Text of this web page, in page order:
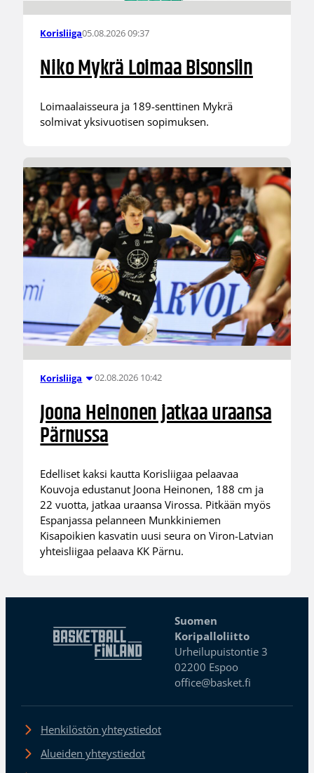
Korisliiga05.08.2026 09:37
Niko Mykrä Loimaa Bisonsiin
Loimaalaisseura ja 189-senttinen Mykrä
solmivat yksivuotisen sopimuksen.
Korisliiga 02.08.2026 10:42
Joona Heinonen jatkaa uraansa
Pärnussa
Edelliset kaksi kautta Korisliigaa pelaavaa
Kouvoja edustanut Joona Heinonen, 188 cm ja
22 vuotta, jatkaa uraansa Virossa. Pitkään myös
Espanjassa pelanneen Munkkiniemen
Kisapoikien kasvatin uusi seura on Viron-Latvian
yhteisliigaa pelaava KK Pärnu.
Suomen
Koripalloliitto
Urheilupuistontie 3
02200 Espoo
office@basket.fi
Henkilöstön yhteystiedot
Alueiden yhteystiedot